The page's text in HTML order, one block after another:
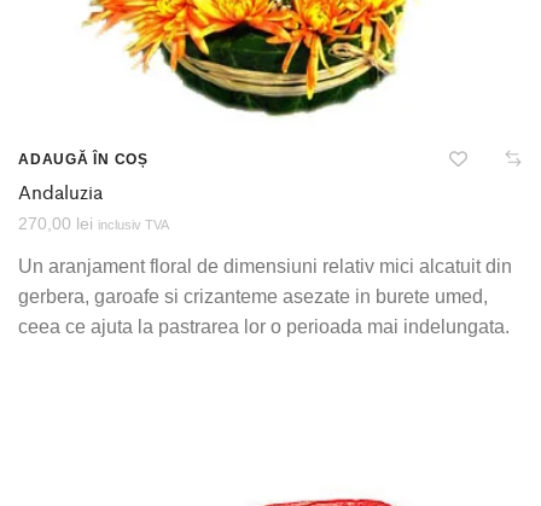
ADAUGĂ ÎN COȘ
Andaluzia
270,00 lei inclusiv TVA
Un aranjament floral de dimensiuni relativ mici alcatuit din
gerbera, garoafe si crizanteme asezate in burete umed,
ceea ce ajuta la pastrarea lor o perioada mai indelungata.